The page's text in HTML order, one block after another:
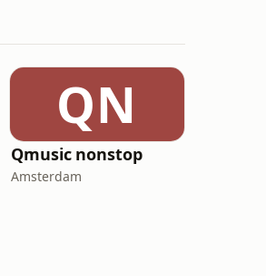
QN
Qmusic nonstop
Amsterdam